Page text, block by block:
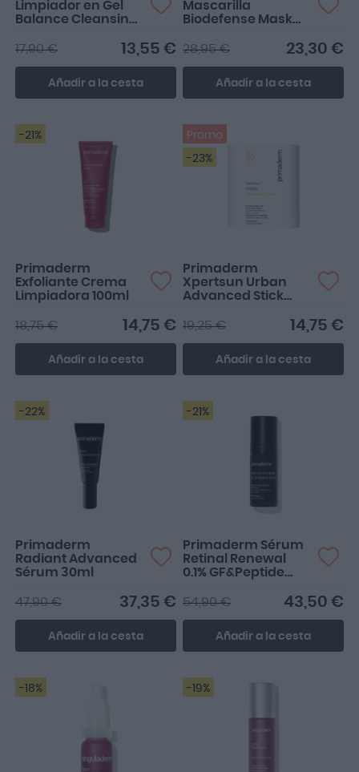
Limpiador en Gel
Balance Cleansing
13,55 €
17,90 €
Añadir a la cesta
Mascarilla
Biodefense Mask
23,30 €
28,95 €
Añadir a la cesta
-21%
Primaderm
Exfoliante Crema
Limpiadora 100ml
14,75 €
18,75 €
Añadir a la cesta
Promo
-23%
Primaderm
Xpertsun Urban
Advanced Stick
14,75 €
19,25 €
Añadir a la cesta
-22%
Primaderm
Radiant Advanced
Sérum 30ml
37,35 €
47,90 €
Añadir a la cesta
-21%
Primaderm Sérum
Retinal Renewal
0.1% GF&Peptide
43,50 €
54,90 €
Añadir a la cesta
-18% -19%